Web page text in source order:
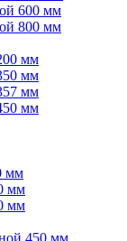
600 мм
800 мм
мм
мм
мм
мм
мм
мм
мм
450 мм